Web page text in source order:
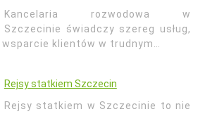
Kancelaria rozwodowa w
Szczecinie świadczy szereg usług,
klientów w trudnym…
Rejsy statkiem Szczecin
Rejsy statkiem w Szczecinie to nie